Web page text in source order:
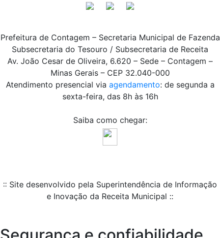
Prefeitura de Contagem – Secretaria Municipal de Fazenda
Subsecretaria do Tesouro / Subsecretaria de Receita
Av. João Cesar de Oliveira, 6.620 – Sede – Contagem –
Minas Gerais – CEP 32.040-000
Atendimento presencial via agendamento: de segunda a
sexta-feira, das 8h às 16h
Saiba como chegar:
:: Site desenvolvido pela Superintendência de Informação
e Inovação da Receita Municipal ::